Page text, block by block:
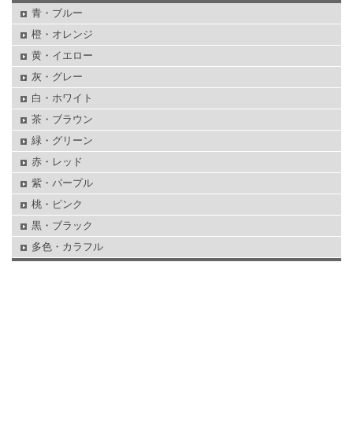
青・ブルー
橙・オレンジ
黄・イエロー
灰・グレー
白・ホワイト
茶・ブラウン
緑・グリーン
赤・レッド
紫・パープル
桃・ピンク
黒・ブラック
多色・カラフル